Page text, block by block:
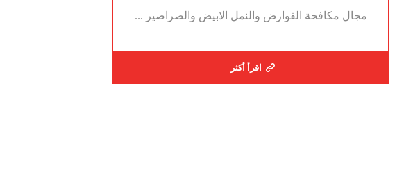
مجال مكافحة القوارض والنمل الابيض والصراصير ...
اقرأ أكثر